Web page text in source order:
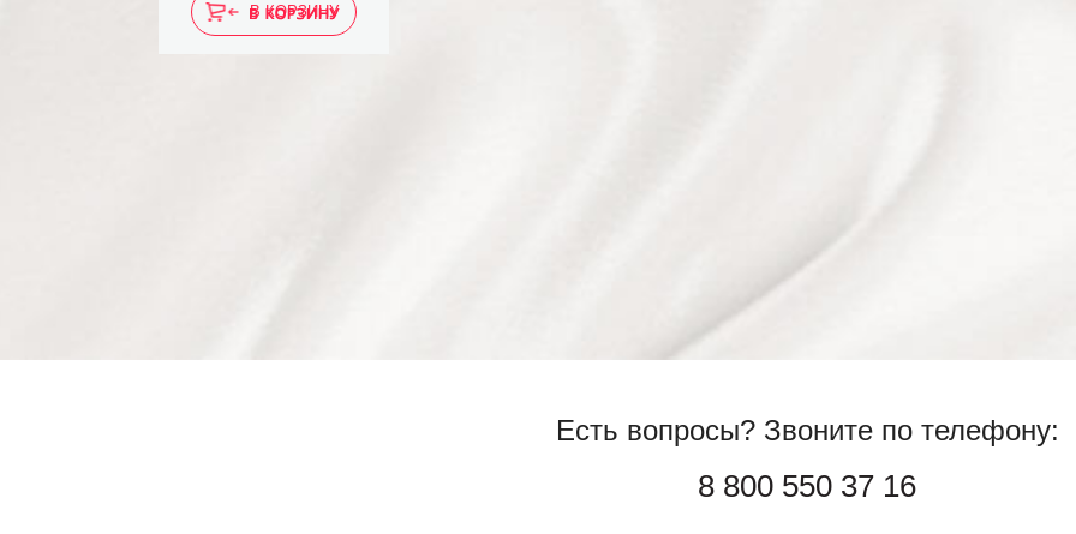
В КОРЗИНУ
Есть вопросы?Звоните по телефону:
8 800 550 37 16